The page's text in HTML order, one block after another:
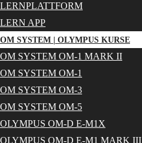
LERNPLATTFORM
LERN APP
OM SYSTEM | OLYMPUS KURSE
OM SYSTEM OM-1 MARK II
OM SYSTEM OM-1
OM SYSTEM OM-3
OM SYSTEM OM-5
OLYMPUS OM-D E-M1X
OLYMPUS OM-D E-M1 MARK III